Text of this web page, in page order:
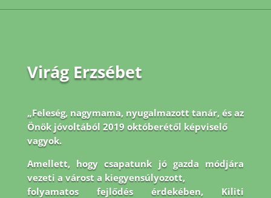
Virág Erzsébet
„Feleség, nagymama, nyugalmazott tanár, és az
Önök jóvoltából 2019 októberétől képviselő
vagyok.
Amellett, hogy csapatunk jó gazda módjára
vezeti a várost a kiegyensúlyozott,
folyamatos fejlődés érdekében, Kiliti